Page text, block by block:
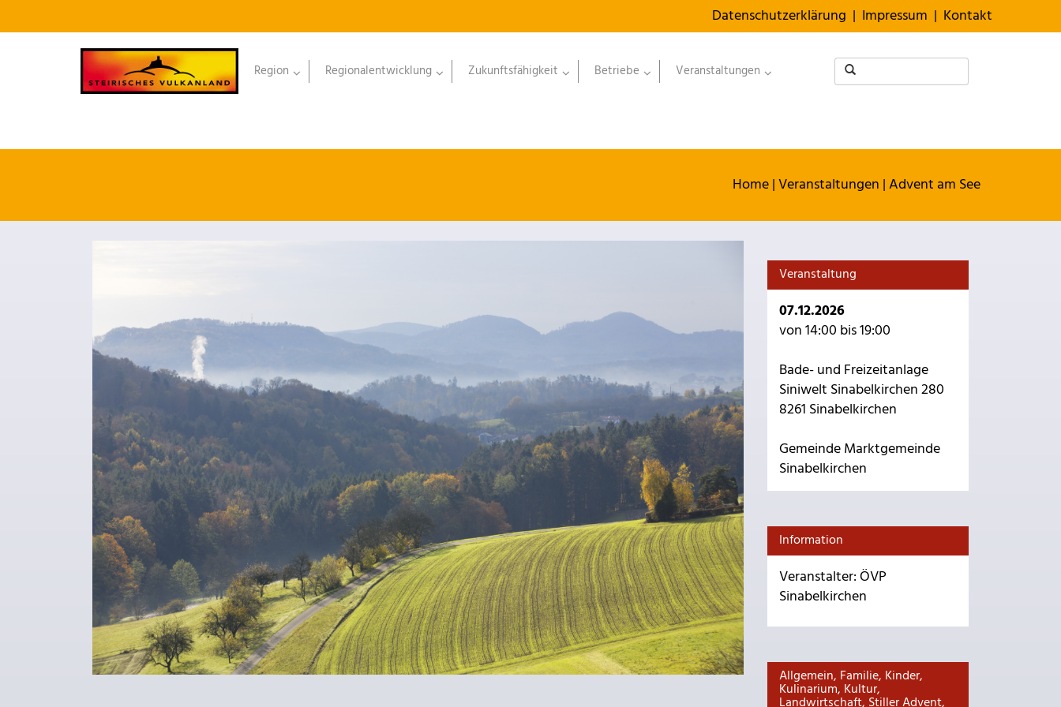
Datenschutzerklärung | Impressum | Kontakt
Region Regionalentwicklung Zukunftsfähigkeit Betriebe Veranstaltungen
Home|Veranstaltungen |Advent am See
Veranstaltung
07.12.2026
von 14:00 bis 19:00
Bade- und Freizeitanlage
Siniwelt Sinabelkirchen 280
8261 Sinabelkirchen
Gemeinde Marktgemeinde
Sinabelkirchen
Information
Veranstalter: ÖVP
Sinabelkirchen
Allgemein, Familie, Kinder,
Kulinarium, Kultur,